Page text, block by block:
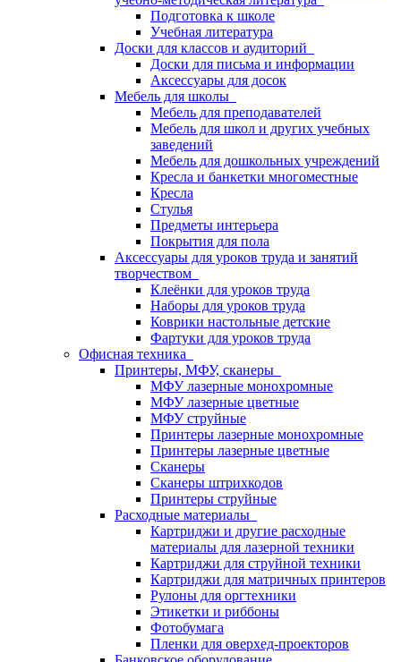
Подготовка к школе
Учебная литература
Доски для классов и аудиторий
Доски для письма и информации
Аксессуары для досок
Мебель для школы
Мебель для преподавателей
Мебель для школ и других учебных
заведений
Мебель для дошкольных учреждений
Кресла и банкетки многоместные
Кресла
Стулья
Предметы интерьера
Покрытия для пола
Аксессуары для уроков труда и занятий
творчеством
Клеёнки для уроков труда
Наборы для уроков труда
Коврики настольные детские
Фартуки для уроков труда
Офисная техника
Принтеры, МФУ, сканеры
МФУ лазерные монохромные
МФУ лазерные цветные
МФУ струйные
Принтеры лазерные монохромные
Принтеры лазерные цветные
Сканеры
Сканеры штрихкодов
Принтеры струйные
Расходные материалы
Картриджи и другие расходные
материалы для лазерной техники
Картриджи для струйной техники
Картриджи для матричных принтеров
Рулоны для оргтехники
Этикетки и риббоны
Фотобумага
Пленки для оверхед-проекторов